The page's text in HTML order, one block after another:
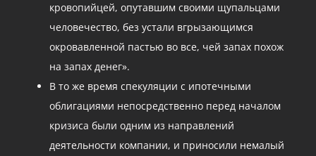
кровопийцей, опутавшим своими щупальцами
человечество, без устали вгрызающимся
окровавленной пастью во все, чей запах похож
на запах денег».
В то же время спекуляции с ипотечными
облигациями непосредственно перед началом
кризиса были одним из направлений
деятельности компании, и приносили немалый